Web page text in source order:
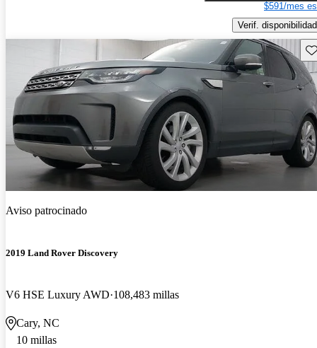
$591/mes
Verif. disponibilidad
Aviso patrocinado
2019 Land Rover Discovery
V6 HSE Luxury AWD 108,483 millas
Cary, NC
10 millas